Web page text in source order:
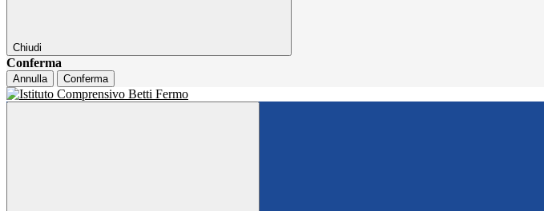
Chiudi
Conferma
Annulla Conferma